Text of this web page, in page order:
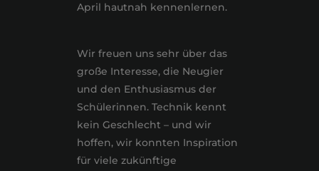
April hautnah kennenlernen.
Wir freuen uns sehr über das
große Interesse, die Neugier
und den Enthusiasmus der
Schülerinnen. Technik kennt
kein Geschlecht – und wir
hoffen, wir konnten Inspiration
für viele zukünftige